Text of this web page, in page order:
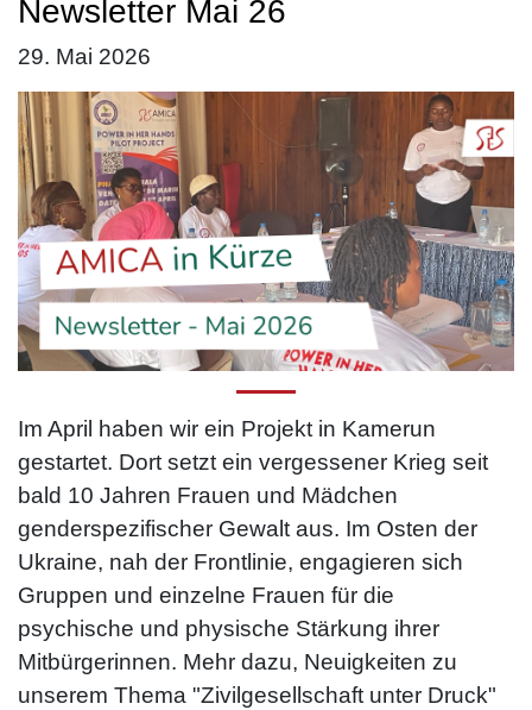
Newsletter Mai 26
29. Mai 2026
Im April haben wir ein Projekt in Kamerun
gestartet. Dort setzt ein vergessener Krieg seit
bald 10 Jahren Frauen und Mädchen
genderspezifischer Gewalt aus. Im Osten der
Ukraine, nah der Frontlinie, engagieren sich
Gruppen und einzelne Frauen für die
psychische und physische Stärkung ihrer
Mitbürgerinnen. Mehr dazu, Neuigkeiten zu
unserem Thema "Zivilgesellschaft unter Druck"